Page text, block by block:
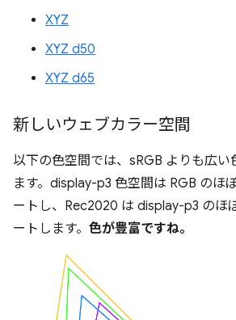
XYZ
XYZ d50
XYZ d65
新しいウェブカラー空間
以下の色空間では、sRGB よりも広い
ます。display-p3 色空間は RGB のほ
ートし、Rec2020 は display-p3 のほ
ートします。 色が豊富ですね。